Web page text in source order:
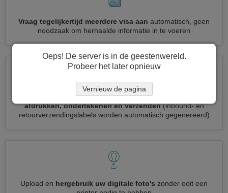
Vraag tegelijkertijd meerdere visa aan automatisch, geen
noodzaak om herhaalde informatie in te voeren
Verminder uw Irak visumaanvraag tot3 eenvoudige stappen:
afdrukken, ondertekenen en verzenden (inbound- en
retourverzendingslabels worden automatisch gegenereerd)
Upload en hergebruik uw digitale foto's zonder ooit een
Oeps! De server is in de geestenwereld.
Probeer het later opnieuw
Vernieuw de pagina